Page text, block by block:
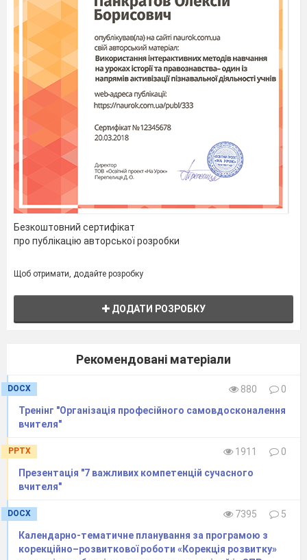
Безкоштовний сертифікат
про публікацію авторської розробки
Щоб отримати, додайте розробку
ДОДАТИ РОЗРОБКУ
Рекомендовані матеріали
DOCX 880
0
Тренінг "Організація професійного самовдосконалення
вчителя"
PPTX 1911
0
Презентація "7 важливих компетенцій сучасного
вчителя"
DOCX 7395
5
Календарно-тематичне планування за програмою з
корекційно–розвиткової роботи «Корекція розвитку»